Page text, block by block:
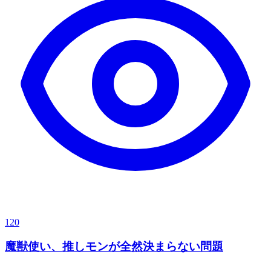
120
魔獣使い、推しモンが全然決まらない問題